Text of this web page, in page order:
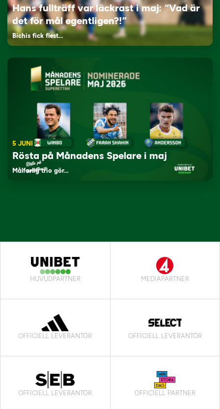
Hans fullträff var läckrast i maj: “Vad är
det för mål egentligen?!”
Bichis fick flest…
5 JUNI
Rösta på Månadens Spelare i maj
Målfarlig trio gör…
HUVUDPARTNER MEDIAPARTNER
OFFICIELL LEVERANTÖR OFFICIELL LEVERANTÖR
OFFICIELL LEVERANTÖR OFFICIELL PARTNER